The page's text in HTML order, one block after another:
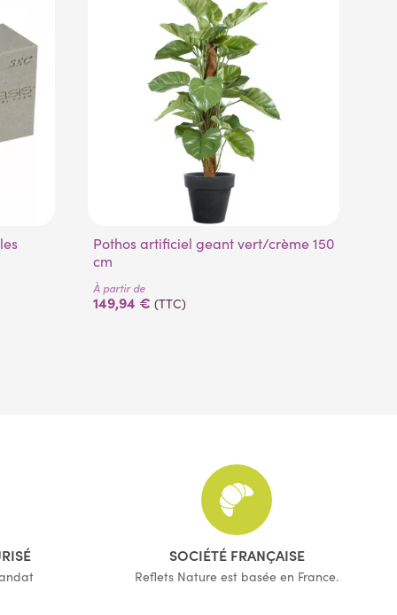
Pothos artificiel geant vert/crème 150
cm
À partir de
149,94 € (TTC)
SOCIÉTÉ FRANÇAISE
Reflets Nature est basée en France.